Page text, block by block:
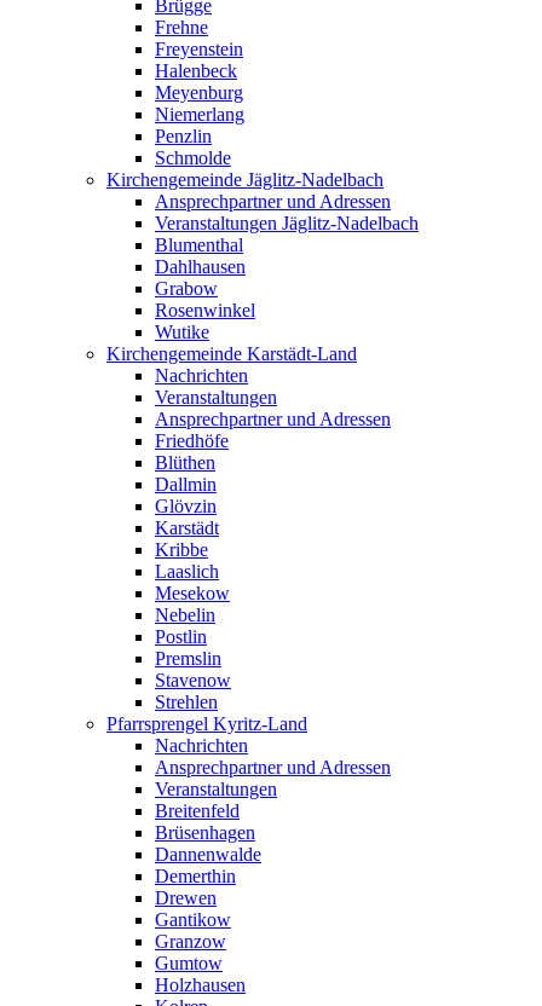
Brügge
Frehne
Freyenstein
Halenbeck
Meyenburg
Niemerlang
Penzlin
Schmolde
Kirchengemeinde Jäglitz-Nadelbach
Ansprechpartner und Adressen
Veranstaltungen Jäglitz-Nadelbach
Blumenthal
Dahlhausen
Grabow
Rosenwinkel
Wutike
Kirchengemeinde Karstädt-Land
Nachrichten
Veranstaltungen
Ansprechpartner und Adressen
Friedhöfe
Blüthen
Dallmin
Glövzin
Karstädt
Kribbe
Laaslich
Mesekow
Nebelin
Postlin
Premslin
Stavenow
Strehlen
Pfarrsprengel Kyritz-Land
Nachrichten
Ansprechpartner und Adressen
Veranstaltungen
Breitenfeld
Brüsenhagen
Dannenwalde
Demerthin
Drewen
Gantikow
Granzow
Gumtow
Holzhausen